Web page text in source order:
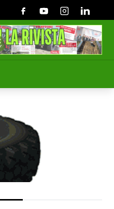
FacebookYoutubeInstagramLinkedin